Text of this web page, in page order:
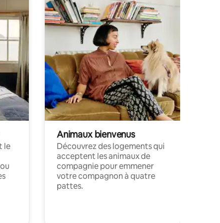
le
Animaux bienvenus
Découvrez des logements qui
acceptent les animaux de
compagnie pour emmener
votre compagnon à quatre
pattes.